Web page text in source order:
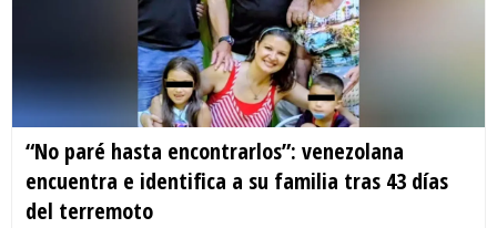
“No paré hasta encontrarlos”: venezolana
encuentra e identifica a su familia tras 43 días
del terremoto